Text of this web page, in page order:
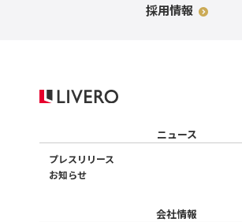
採用情報
ニュース
プレスリリース
お知らせ
会社情報